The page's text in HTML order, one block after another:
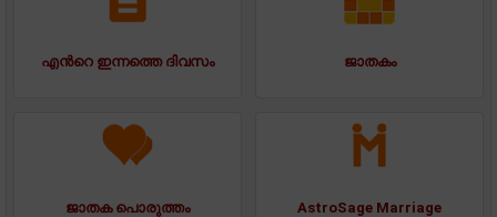
എന്‍റെ ഇന്നത്തെ ദിവസം ജാതകം
ജാതക പൊരുത്തം AstroSage Marriage